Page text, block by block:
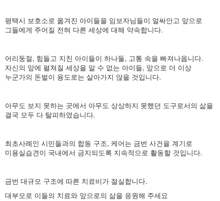
평택시 보호소로 옮겨진 아이들을 임보자님들이 얼싸안고 앞으로
그들에게 주어질 전혀 다른 세상에 대해 약속합니다.
어리둥절, 힘들고 지친 아이들이 하나둘, 고통 속을 빠져나옵니다.
자신의 앞에 펼쳐질 세상을 알 수 없는 아이들, 앞으로 더 이상
누군가의 돈벌이 용도로는 살아가지 않을 것입니다.
아무도 보지 못하는 곳에서 아무도 상상하지 못했던 도구로서의 삶을
결국 모두 다 탈피하였습니다.
최초사례인 시민들과의 합동 구조, 케어는 금번 사건을 계기로
미용실습견이 국내에서 금지되도록 지속적으로 활동할 것입니다.
금번 대규모 구조에 따른 치료비가 절실합니다.
대부모로 이들의 치료와 앞으로의 삶을 응원해 주세요